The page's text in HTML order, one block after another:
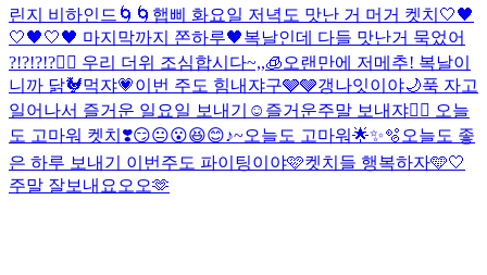
린지 비하인드🌀🌀 햅삐 화요일 저녁도 맛난 거 머거 켓치🤍🖤
🤍🖤🤍🖤 마지막까지 쫀하루🖤복날인데 다들 맛난거 묵었어
?!?!?!?❤️‍🔥 우리 더위 조심합시다~,,🧊오랜만에 저메추! 복날이
니까 닭🐓먹쟈💗이번 주도 힘내쟈구🩶🩶갱나잇이야🌙푹 자고
일어나서 즐거운 일요일 보내기☺️ 즐거운주말 보내쟈❤️‍🔥 오늘
도 고마워 켓치❣️😏😐😮😆😊♪~오늘도 고마워🌟✨🫧 오늘도 좋
은 하루 보내기 이번주도 파이팅이야🩷켓치들 행복하자🩵🤍
주말 잘보내요오오🫶